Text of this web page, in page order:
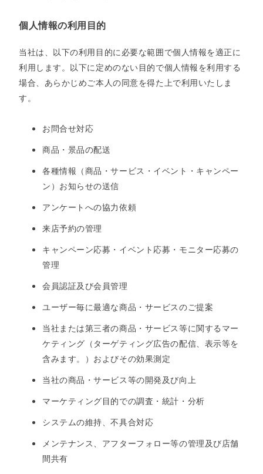
個人情報の利用目的
当社は、以下の利用目的に必要な範囲で個人情報を適正に
利用します。以下に定めのない目的で個人情報を利用する
場合、あらかじめご本人の同意を得た上で利用いたしま
す。
お問合せ対応
商品・景品の配送
各種情報（商品・サービス・イベント・キャンペー
ン）お知らせの送信
アンケートへの協力依頼
来店予約の管理
キャンペーン応募・イベント応募・モニター応募の
管理
会員認証及び会員管理
ユーザー毎に最適な商品・サービスのご提案
当社または第三者の商品・サービス等に関するマー
ケティング（ターゲティング広告の配信、表示等を
含みます。）およびその効果測定
当社の商品・サービス等の開発及び向上
マーケティング目的での調査・統計・分析
システムの維持、不具合対応
メンテナンス、アフターフォロー等の管理及び店舗
間共有